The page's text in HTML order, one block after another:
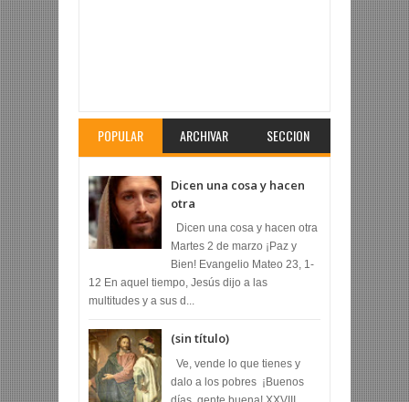
POPULAR ARCHIVAR SECCION
Dicen una cosa y hacen
otra
Dicen una cosa y hacen otra
Martes 2 de marzo ¡Paz y
Bien! Evangelio Mateo 23, 1-
12 En aquel tiempo, Jesús dijo a las
multitudes y a sus d...
(sin título)
Ve, vende lo que tienes y
dalo a los pobres ¡Buenos